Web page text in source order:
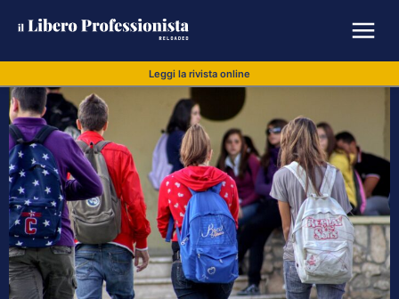
Leggi la rivista online